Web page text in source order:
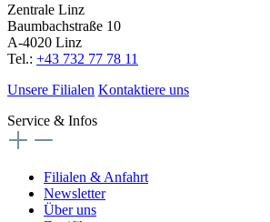
Zentrale Linz
Baumbachstraße 10
A-4020 Linz
Tel.: +43 732 77 78 11
Unsere Filialen Kontaktiere uns
Service & Infos
Filialen & Anfahrt
Newsletter
Über uns